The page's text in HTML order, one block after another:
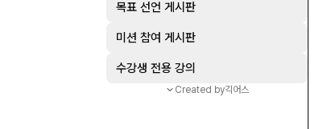
목표 선언 게시판
미션 참여 게시판
수강생 전용 강의
Created by긱어스